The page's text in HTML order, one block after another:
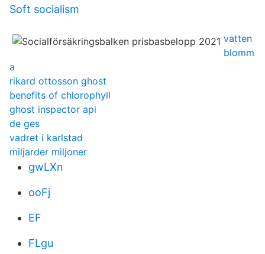
Soft socialism
vatten
blomm
a
rikard ottosson ghost
benefits of chlorophyll
ghost inspector api
de ges
vadret i karlstad
miljarder miljoner
gwLXn
ooFj
EF
FLgu